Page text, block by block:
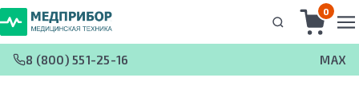
0
8 (800) 551-25-16 MAX